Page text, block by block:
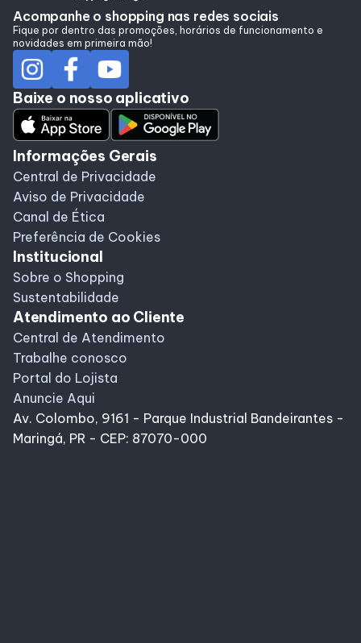
Acompanhe o shopping nas redes sociais
Fique por dentro das promoções, horários de funcionamento e
novidades em primeira mão!
Baixe o nosso aplicativo
Informações Gerais
Central de Privacidade
Aviso de Privacidade
Canal de Ética
Preferência de Cookies
Institucional
Sobre o Shopping
Sustentabilidade
Atendimento ao Cliente
Central de Atendimento
Trabalhe conosco
Portal do Lojista
Anuncie Aqui
Av. Colombo, 9161 - Parque Industrial Bandeirantes -
Maringá, PR - CEP: 87070-000